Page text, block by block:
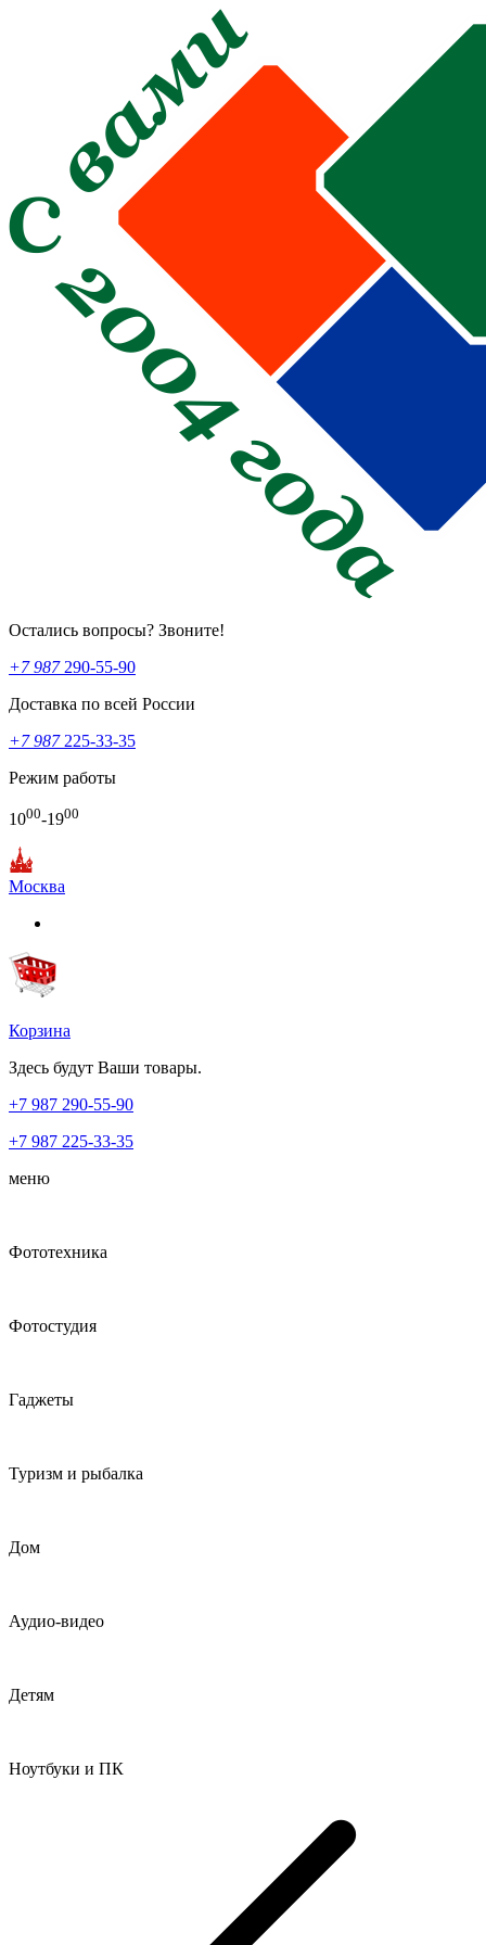
Остались вопросы? Звоните!
+7 987290-55-90
Доставка по всей России
+7 987225-33-35
Режим работы
1000-1900
Москва
Корзина
Здесь будут Ваши товары.
+7 987 290-55-90
+7 987 225-33-35
меню
Фототехника
Фотостудия
Гаджеты
Туризм и рыбалка
Дом
Аудио-видео
Детям
Ноутбуки и ПК